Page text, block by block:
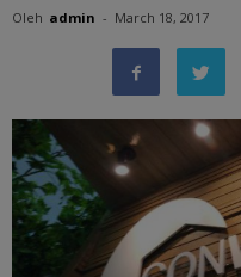
Oleh admin - March 18, 2017